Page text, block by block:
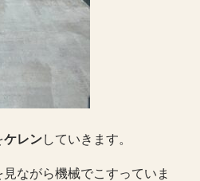
ケレンしていきます。
ながら機械でこすっていま